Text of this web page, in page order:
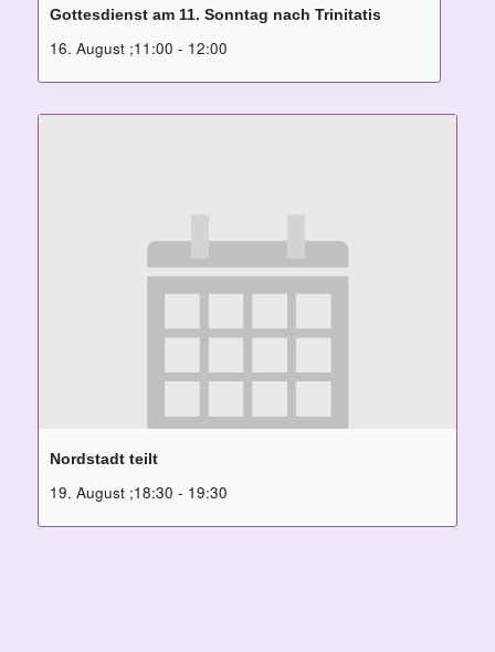
Gottesdienst am 11. Sonntag nach Trinitatis
16. August ;11:00 - 12:00
Nordstadt teilt
19. August ;18:30 - 19:30